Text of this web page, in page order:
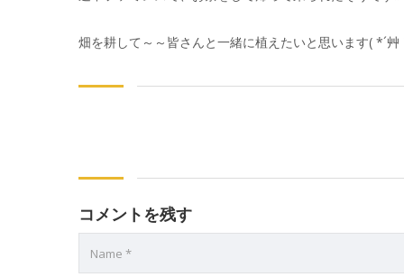
畑を耕して～～皆さんと一緒に植えたいと思います( *´艸
コメントを残す